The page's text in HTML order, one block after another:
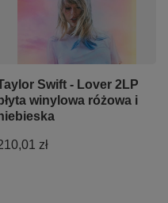
Swift - Lover 2LP
winylowa różowa i
zł